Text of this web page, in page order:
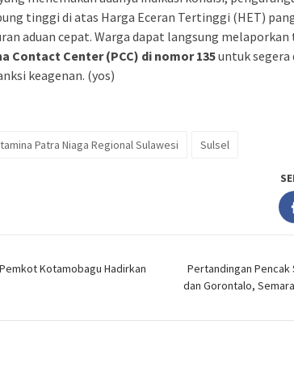
tinggi di atas Harga Eceran Tertinggi (HET)
aduan cepat. Warga dapat langsung
Contact Center (PCC) di nomor 135untuk
keagenan. (yos)
Patra Niaga Regional Sulawesi Sulsel
Kotamobagu Hadirkan
Pertandingan
dan Gorontalo,